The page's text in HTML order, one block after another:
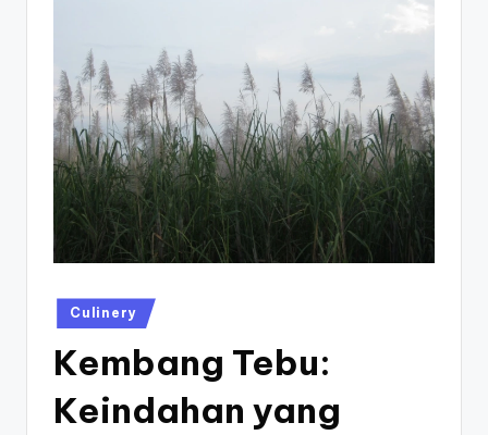
Posted
in
Culinery
Kembang Tebu:
Keindahan yang